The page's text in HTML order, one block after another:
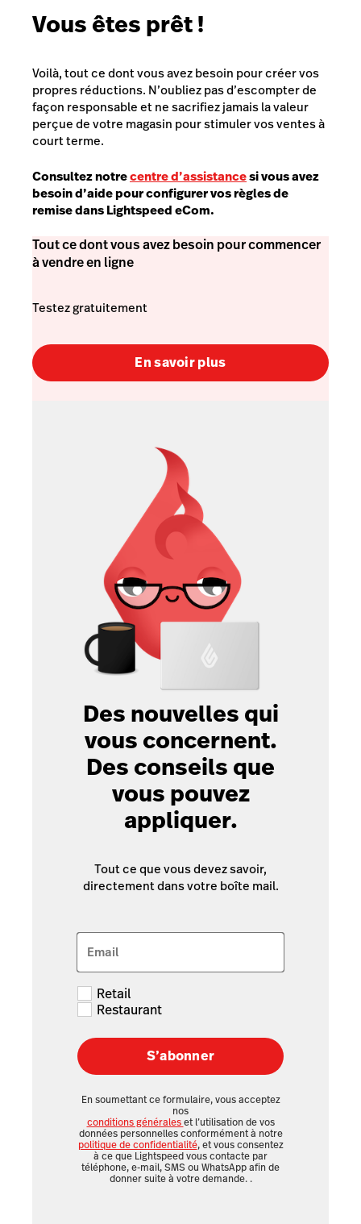
Vous êtes prêt !
Voilà, tout ce dont vous avez besoin pour créer vos
propres réductions. N’oubliez pas d’escompter de
façon responsable et ne sacrifiez jamais la valeur
perçue de votre magasin pour stimuler vos ventes à
court terme.
Consultez notrecentre d’assistancesi vous avez
besoin d’aide pour configurer vos règles de
remise dans Lightspeed eCom.
Tout ce dont vous avez besoin pour commencer
à vendre en ligne
Testez gratuitement
En savoir plus
Des nouvelles qui
vous concernent.
Des conseils que
vous pouvez
appliquer.
Tout ce que vous devez savoir,
directement dans votre boîte mail.
Email
Retail
Restaurant
S’abonner
En soumettant ce formulaire, vous acceptez
nos
conditions généraleset l’utilisation de vos
données personnelles conformément à notre
politique de confidentialité, et vous consentez
à ce que Lightspeed vous contacte par
téléphone, e-mail, SMS ou WhatsApp afin de
donner suite à votre demande. .